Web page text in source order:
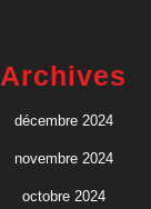
Archives
décembre 2024
novembre 2024
octobre 2024